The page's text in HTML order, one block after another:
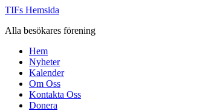
Hoppa
innehåll
TIFs Hemsida
Alla besökares förening
Hem
Nyheter
Kalender
Om Oss
Kontakta Oss
Donera